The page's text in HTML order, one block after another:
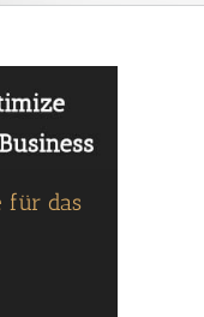
für das